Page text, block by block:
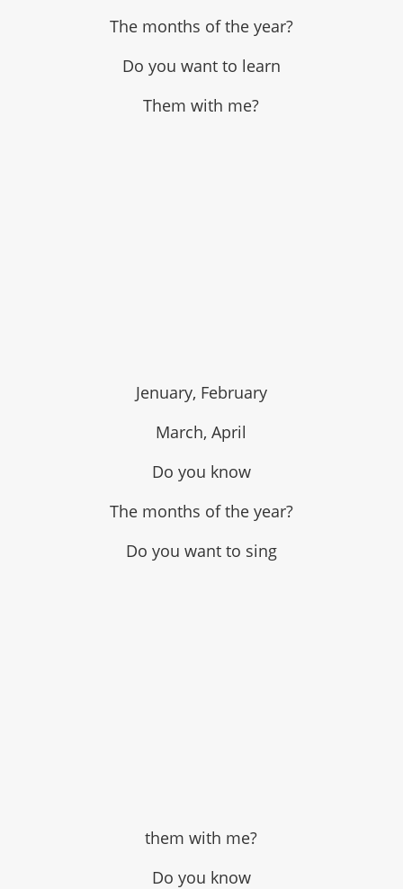
The months of the year?
Do you want to learn
Them with me?
Jenuary, February
March, April
Do you know
The months of the year?
Do you want to sing
them with me?
Do you know